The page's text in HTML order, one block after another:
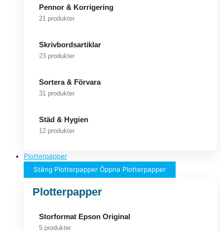
Pennor & Korrigering
21 produkter
Skrivbordsartiklar
23 produkter
Sortera & Förvara
31 produkter
Städ & Hygien
12 produkter
Plotterpapper
Stäng Plotterpapper Öppna Plotterpapper
Plotterpapper
Storformat Epson Original
5 produkter